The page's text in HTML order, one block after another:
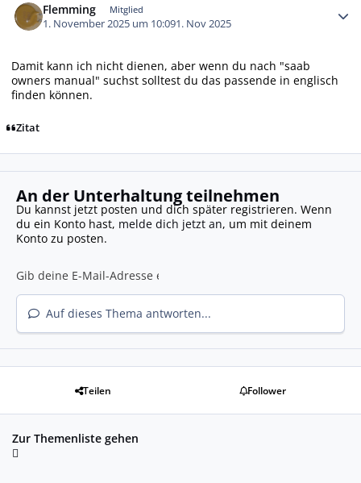
Flemming Mitglied
1. November 2025 um 10:091. Nov 2025
Damit kann ich nicht dienen, aber wenn du nach "saab
owners manual" suchst solltest du das passende in englisch
finden können.
Zitat
An der Unterhaltung teilnehmen
Du kannst jetzt posten und dich später registrieren. Wenn
du ein Konto hast, melde dich jetzt an, um mit deinem
Konto zu posten.
Auf dieses Thema antworten...
Teilen Follower
Zur Themenliste gehen